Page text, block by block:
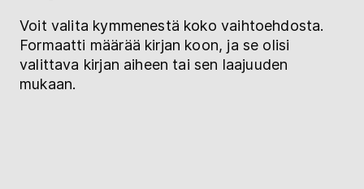
Voit valita kymmenestä koko vaihtoehdosta.
Formaatti määrää kirjan koon, ja se olisi
valittava kirjan aiheen tai sen laajuuden
mukaan.